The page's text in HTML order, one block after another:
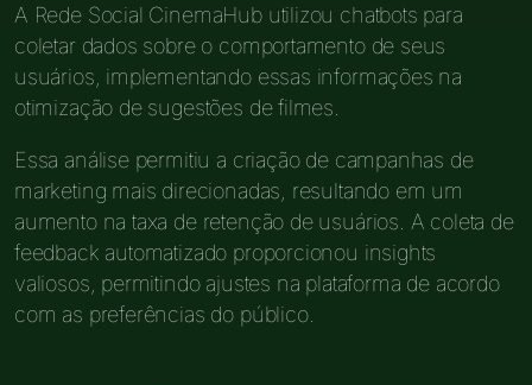
A Rede Social CinemaHub utilizou chatbots para
coletar dados sobre o comportamento de seus
usuários, implementando essas informações na
otimização de sugestões de filmes.
Essa análise permitiu a criação de campanhas de
marketing mais direcionadas, resultando em um
aumento na taxa de retenção de usuários. A coleta de
feedback automatizado proporcionou insights
valiosos, permitindo ajustes na plataforma de acordo
com as preferências do público.